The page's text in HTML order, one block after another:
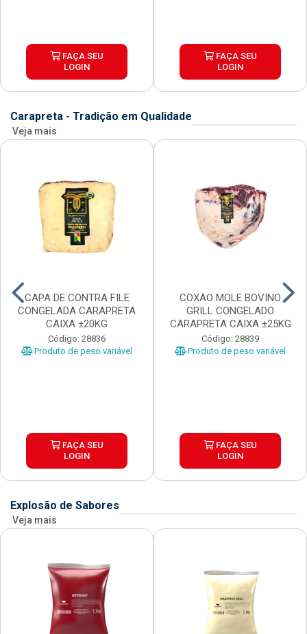
FAÇA SEU
LOGIN
FAÇA SEU
LOGIN
Carapreta - Tradição em Qualidade
Veja mais
CAPA DE CONTRA FILE
CONGELADA CARAPRETA
CAIXA ±20KG
Código: 28836
Produto de peso variável
FAÇA SEU
LOGIN
COXAO MOLE BOVINO
GRILL CONGELADO
CARAPRETA CAIXA ±25KG
Código: 28839
Produto de peso variável
FAÇA SEU
LOGIN
Explosão de Sabores
Veja mais